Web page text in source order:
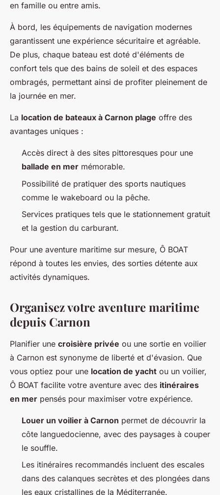
en famille ou entre amis.
À bord, les équipements de navigation modernes
garantissent une expérience sécuritaire et agréable.
De plus, chaque bateau est doté d'éléments de
confort tels que des bains de soleil et des espaces
ombragés, permettant ainsi de profiter pleinement de
la journée en mer.
La location de bateaux à Carnon plage offre des
avantages uniques :
Accès direct à des sites pittoresques pour une
ballade en mer mémorable.
Possibilité de pratiquer des sports nautiques
comme le wakeboard ou la pêche.
Services pratiques tels que le stationnement gratuit
et la gestion du carburant.
Pour une aventure maritime sur mesure, Ô BOAT
répond à toutes les envies, des sorties détente aux
activités dynamiques.
Organisez votre aventure maritime
depuis Carnon
Planifier une croisière privée ou une sortie en voilier
à Carnon est synonyme de liberté et d'évasion. Que
vous optiez pour une location de yacht ou un voilier,
Ô BOAT facilite votre aventure avec des itinéraires
en mer pensés pour maximiser votre expérience.
Louer un voilier à Carnon permet de découvrir la
côte languedocienne, avec des paysages à couper
le souffle.
Les itinéraires recommandés incluent des escales
dans des calanques secrètes et des plongées dans
les eaux cristallines de la Méditerranée.